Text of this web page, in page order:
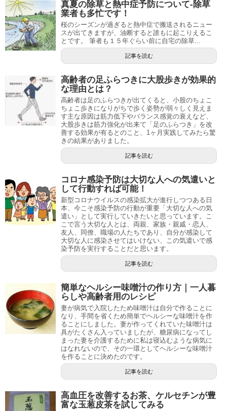
真夏の除草と熱中症予防について-除草
業者も多忙です！
桜のシーズンが過ぎると熱中症で搬送されるニュー
スが出てきますが、油断すると誰もに起こりえるこ
とです。 筆者も１５年ぐらい前に自宅の除草...
記事を読む
高齢者の足ふらつきに大股歩きが効果的
な理由とは？
高齢者は足のふらつきが出てくると、小股のちょこ
ちょこ歩きになりがちで歩く姿勢が弱々しく見えま
す主な原因は筋力低下やバランス感覚の衰えなど、
大股歩きは筋力強化が出来て「足のふらつき」を改
善する効果が有るとのこと、1ヶ月実践してみたら驚
きの結果がありました。
記事を読む
コロナ感染予防は大切な人への気遣いと
して行動すれば可能！
新型コロナウイルスの感染拡大が進行しつつある日
本、今こそ感染予防の行動が重要「大切な人への気
遣い」として実行していきたいと思っています。こ
こで言う大切な人とは、両親、家族・親戚・恋人、
友人、同僚、職場の人たちであり、自分が感染して
大切な人に感染させてはいけない、この気遣いで感
染予防を実行することだと思います。
記事を読む
簡単なヘルシー味噌汁の作り方｜一人暮
らしや高齢者用のレシピ
妻が病気で入院したため味噌汁は自分で作ることに
なり、手間を省くため簡単でヘルシーな味噌汁を作
ることにしました。妻が作ってくれていた味噌汁は
具がたくさん入っていましたが、糖尿病になってし
まった妻を介護するために私は寝込むような病気に
はなれないので、その一環としてヘルシーな味噌汁
を作ることに決めたのです。
記事を読む
高血圧を改善するお茶、ケルセチンが豊
富な玉葱皮茶を試してみる